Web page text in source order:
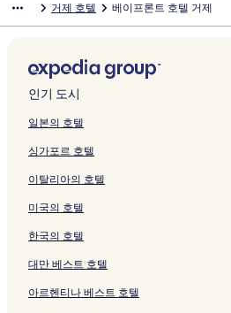
거제 호텔 베이프론트 호텔 거제
인기 도시
일본의 호텔
싱가포르 호텔
이탈리아의 호텔
미국의 호텔
한국의 호텔
대만 베스트 호텔
아르헨티나 베스트 호텔